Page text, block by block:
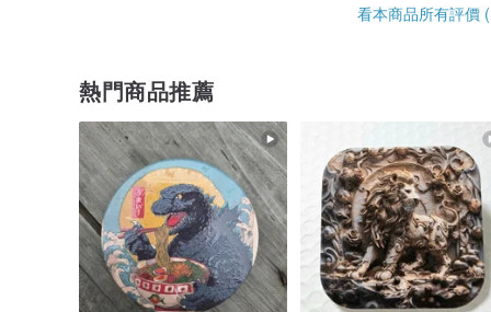
看本商品所有評價
熱門商品推薦